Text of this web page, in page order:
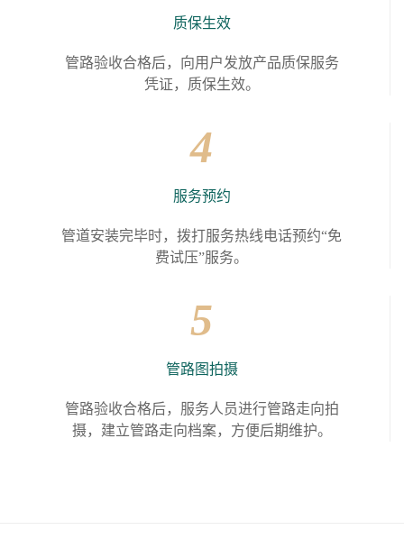
质保生效
管路验收合格后，向用户发放产品质保服务
凭证，质保生效。
4
服务预约
管道安装完毕时，拨打服务热线电话预约“免
费试压”服务。
5
管路图拍摄
管路验收合格后，服务人员进行管路走向拍
摄，建立管路走向档案，方便后期维护。